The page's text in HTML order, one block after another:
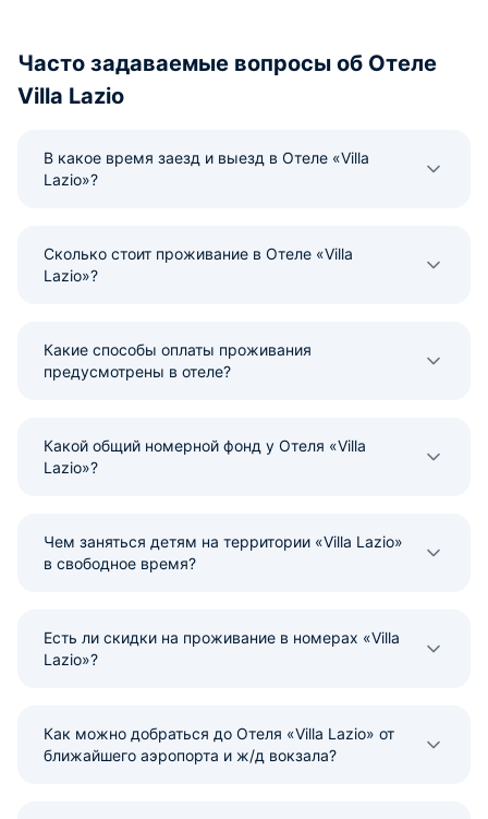
Часто задаваемые вопросы об Отеле
Villa Lazio
В какое время заезд и выезд в Отеле «Villa
Lazio»?
Сколько стоит проживание в Отеле «Villa
Lazio»?
Какие способы оплаты проживания
предусмотрены в отеле?
Какой общий номерной фонд у Отеля «Villa
Lazio»?
Чем заняться детям на территории «Villa Lazio»
в свободное время?
Есть ли скидки на проживание в номерах «Villa
Lazio»?
Как можно добраться до Отеля «Villa Lazio» от
ближайшего аэропорта и ж/д вокзала?